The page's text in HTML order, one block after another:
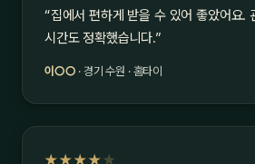
“집에서 편하게 받을 수 있어 좋았어요.
시간도 정확했습니다.”
이○○ · 경기 수원 · 홈타이
★★★★ ★